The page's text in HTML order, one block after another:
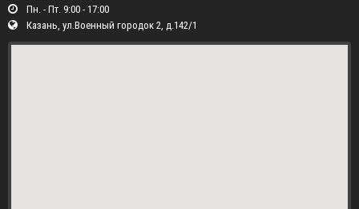
Пн. - Пт. 9:00 - 17:00
Казань, ул.Военный городок 2, д.142/1